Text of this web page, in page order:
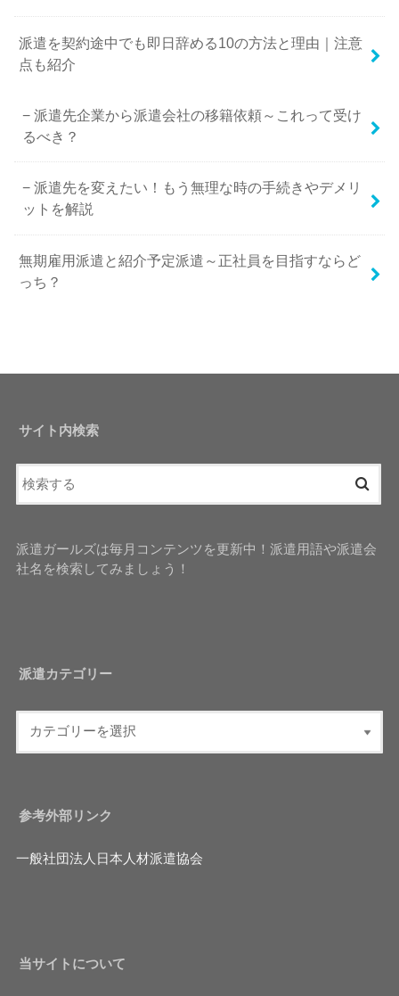
派遣を契約途中でも即日辞める10の方法と理由｜注意
点も紹介
派遣先企業から派遣会社の移籍依頼～これって受け
るべき？
派遣先を変えたい！もう無理な時の手続きやデメリ
ットを解説
無期雇用派遣と紹介予定派遣～正社員を目指すならど
っち？
サイト内検索
派遣ガールズは毎月コンテンツを更新中！派遣用語や派遣会
社名を検索してみましょう！
派遣カテゴリー
参考外部リンク
一般社団法人日本人材派遣協会
当サイトについて